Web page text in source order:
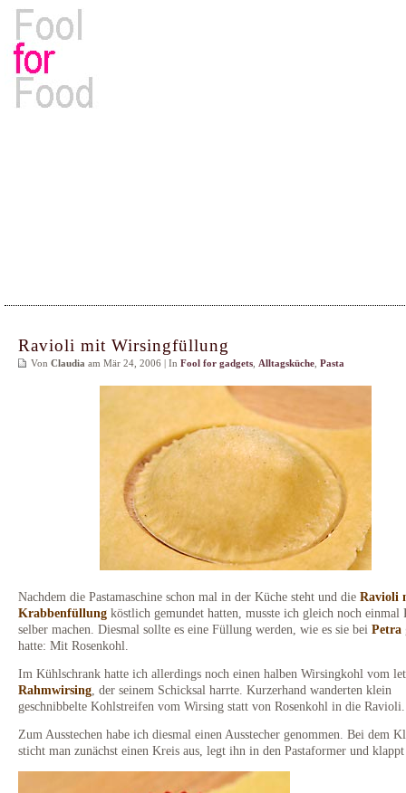
Ravioli mit Wirsingfüllung
Von Claudia am Mär 24, 2006 | In Fool for gadgets Alltagsküche Pasta
Nachdem die Pastamaschine schon mal in der Küche steht und die Ravioli
Krabbenfüllung köstlich gemundet hatten, musste ich gleich noch einmal
selber machen. Diesmal sollte es eine Füllung werden, wie es sie bei Petra
hatte: Mit Rosenkohl.
Im Kühlschrank hatte ich allerdings noch einen halben Wirsingkohl vom
Rahmwirsing , der seinem Schicksal harrte. Kurzerhand wanderten klein
geschnibbelte Kohlstreifen vom Wirsing statt von Rosenkohl in die Ravioli.
Zum Ausstechen habe ich diesmal einen Ausstecher genommen. Bei dem
sticht man zunächst einen Kreis aus, legt ihn in den Pastaformer und